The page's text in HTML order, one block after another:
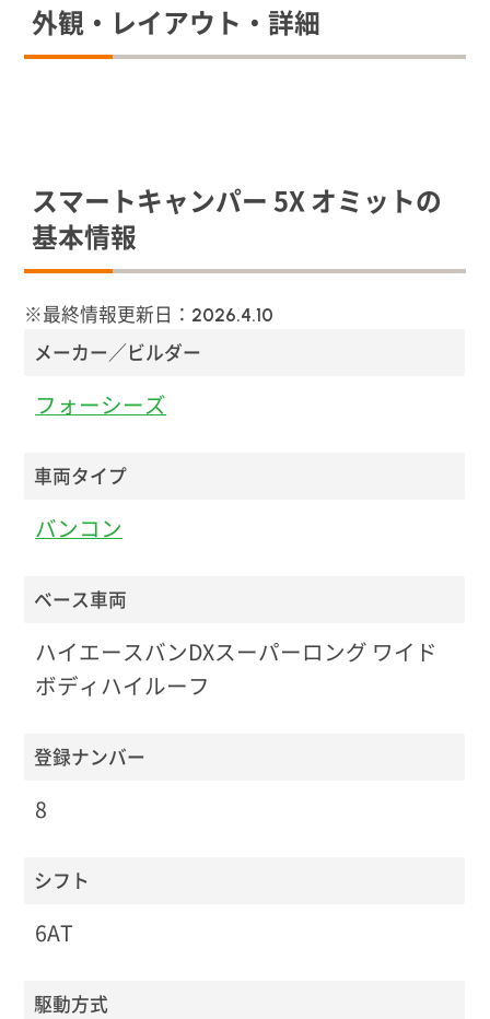
外観・レイアウト・詳細
スマートキャンパー 5X オミットの
基本情報
※最終情報更新日： 2026.4.10
メーカー／ビルダー
フォーシーズ
車両タイプ
バンコン
ベース車両
ハイエースバンDXスーパーロング ワイド
ボディハイルーフ
登録ナンバー
8
シフト
6AT
駆動方式